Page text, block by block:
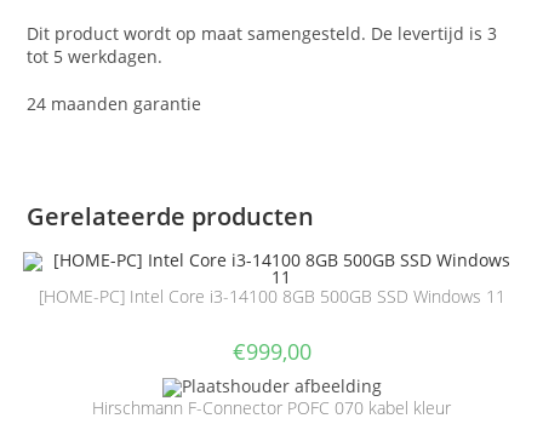
Dit product wordt op maat samengesteld. De levertijd is 3
tot 5 werkdagen.
24 maanden garantie
Gerelateerde producten
[HOME-PC] Intel Core i3-14100 8GB 500GB SSD Windows 11
€999,00
Hirschmann F-Connector POFC 070 kabel kleur